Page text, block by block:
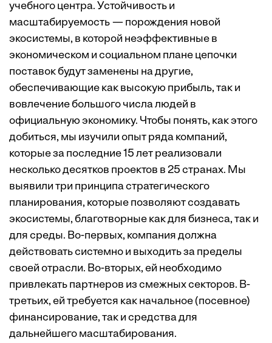
учебного центра. Устойчивость и
масштабируемость — порождения новой
экосистемы, в которой неэффективные в
экономическом и социальном плане цепочки
поставок будут заменены на другие,
обеспечивающие как высокую прибыль, так и
вовлечение большого числа людей в
официальную экономику. Чтобы понять, как этого
добиться, мы изучили опыт ряда компаний,
которые за последние 15 лет реализовали
несколько десятков проектов в 25 странах. Мы
выявили три принципа стратегического
планирования, которые позволяют создавать
экосистемы, благотворные как для бизнеса, так и
для среды. Во-первых, компания должна
действовать системно и выходить за пределы
своей отрасли. Во-вторых, ей необходимо
привлекать партнеров из смежных секторов. В-
третьих, ей требуется как начальное (посевное)
финансирование, так и средства для
дальнейшего масштабирования.